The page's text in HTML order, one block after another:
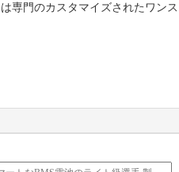
専門のカスタマイズされたワンス